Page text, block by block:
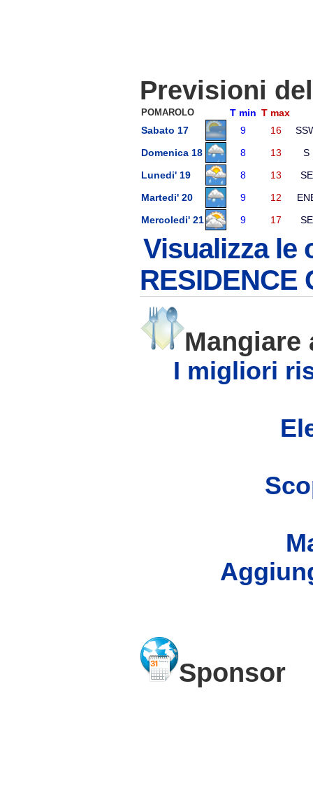
Previsioni
POMAROLO T min T max
Sabato 17
9 16
Domenica 18
8 13
S
Lunedi' 19
8 13
SE
Martedi' 20
9 12
Mercoledi' 21
9 17 SE
Visualizza le
RESIDENCE
Mangiare
I migliori
Sponsor